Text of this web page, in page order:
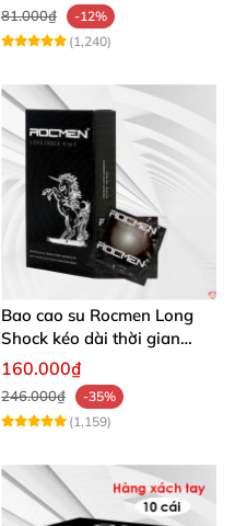
81.000₫
-12%
(1,240)
Bao cao su Rocmen Long
Shock kéo dài thời gian
quan hệ hộp 12 cái
160.000₫
246.000₫
-35%
(1,159)